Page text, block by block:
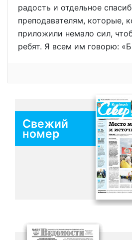
радость и отдельное
преподавателям, которые,
приложили немало сил,
ребят. Я всем им говорю:
Свежий
номер